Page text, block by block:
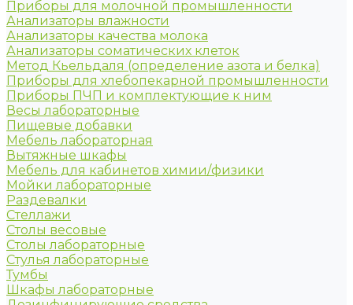
Приборы для молочной промышленности
Анализаторы влажности
Анализаторы качества молока
Анализаторы соматических клеток
Метод Кьельдаля (определение азота и белка)
Приборы для хлебопекарной промышленности
Приборы ПЧП и комплектующие к ним
Весы лабораторные
Пищевые добавки
Мебель лабораторная
Вытяжные шкафы
Мебель для кабинетов химии/физики
Мойки лабораторные
Раздевалки
Стеллажи
Столы весовые
Столы лабораторные
Стулья лабораторные
Тумбы
Шкафы лабораторные